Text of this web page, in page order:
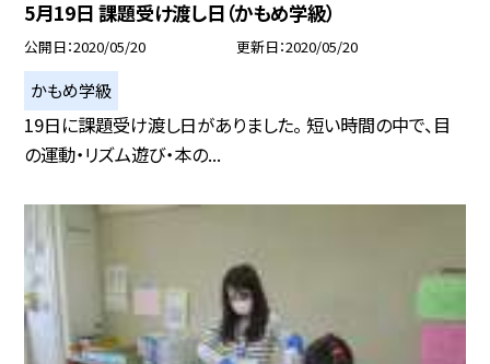
5月19日 課題受け渡し日（かもめ学級）
公開日 2020/05/20 更新日 2020/05/20
かもめ学級
19日に課題受け渡し日がありました。 短い時間の中で、目
の運動・リズム遊び・本の...